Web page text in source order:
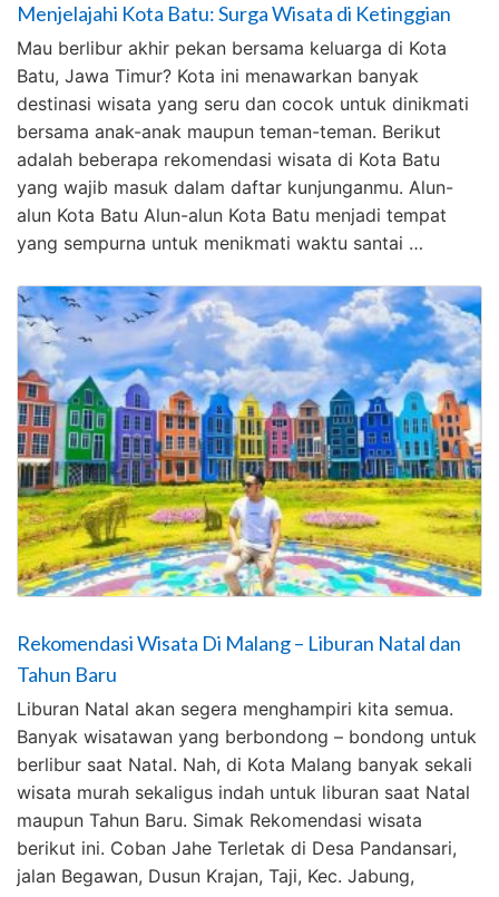
Menjelajahi Kota Batu: Surga Wisata di Ketinggian
Mau berlibur akhir pekan bersama keluarga di Kota
Batu, Jawa Timur? Kota ini menawarkan banyak
destinasi wisata yang seru dan cocok untuk dinikmati
bersama anak-anak maupun teman-teman. Berikut
adalah beberapa rekomendasi wisata di Kota Batu
yang wajib masuk dalam daftar kunjunganmu. Alun-
alun Kota Batu Alun-alun Kota Batu menjadi tempat
yang sempurna untuk menikmati waktu santai …
Rekomendasi Wisata Di Malang – Liburan Natal dan
Tahun Baru
Liburan Natal akan segera menghampiri kita semua.
Banyak wisatawan yang berbondong – bondong untuk
berlibur saat Natal. Nah, di Kota Malang banyak sekali
wisata murah sekaligus indah untuk liburan saat Natal
maupun Tahun Baru. Simak Rekomendasi wisata
berikut ini. Coban Jahe Terletak di Desa Pandansari,
jalan Begawan, Dusun Krajan, Taji, Kec. Jabung,